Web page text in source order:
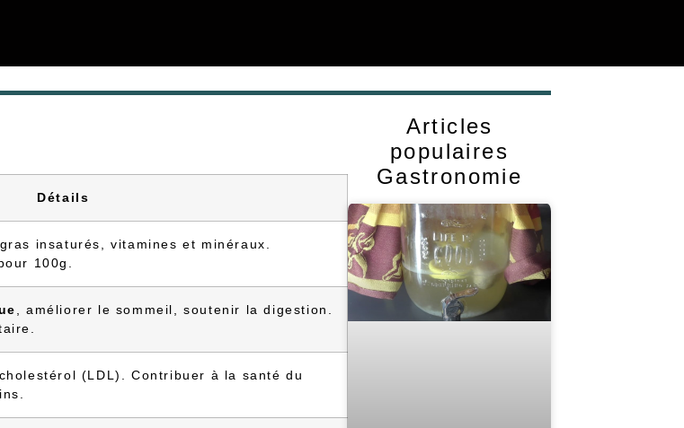
Détails
gras insaturés, vitamines et minéraux.
100g.
, améliorer le sommeil, soutenir la digestion.
(LDL). Contribuer à la santé du
Articles
populaires
Gastronomie